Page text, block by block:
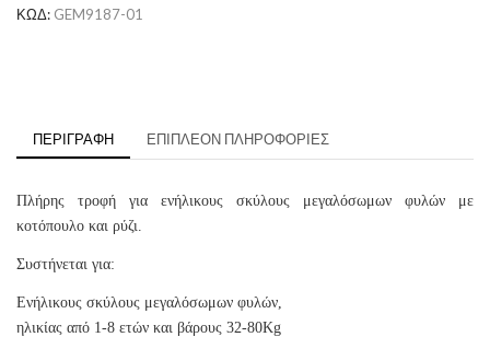
ΚΩΔ: GEM9187-01
ΠΕΡΙΓΡΑΦΉ ΕΠΙΠΛΈΟΝ ΠΛΗΡΟΦΟΡΊΕΣ
Πλήρης τροφή για ενήλικους σκύλους μεγαλόσωμων φυλών με
κοτόπουλο και ρύζι.
Συστήνεται για:
Ενήλικους σκύλους μεγαλόσωμων φυλών,
ηλικίας από 1-8 ετών και βάρους 32-80Kg